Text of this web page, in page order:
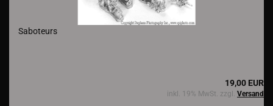
Saboteurs
19,00 EUR
inkl. 19% MwSt. zzgl. Versand